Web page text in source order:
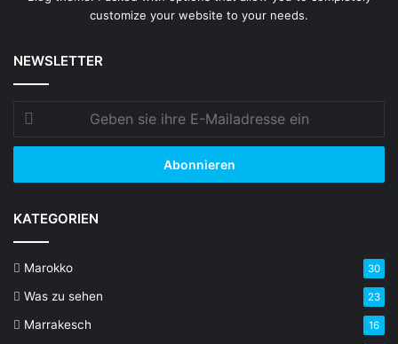
customize your website to your needs.
NEWSLETTER
Geben
sie
ihre
Mailadresse
KATEGORIEN
Marokko 30
Was zu sehen 23
Marrakesch 16